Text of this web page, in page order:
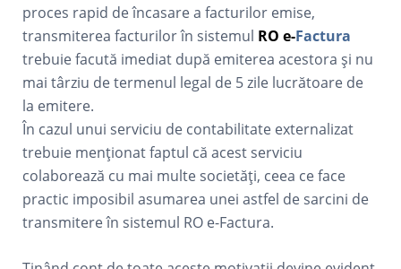
proces rapid de încasare a facturilor emise,
transmiterea facturilor în sistemul RO e-Factura
trebuie facută imediat după emiterea acestora și nu
mai târziu de termenul legal de 5 zile lucrătoare de
la emitere.
În cazul unui serviciu de contabilitate externalizat
trebuie menționat faptul că acest serviciu
colaborează cu mai multe societăți, ceea ce face
practic imposibil asumarea unei astfel de sarcini de
transmitere în sistemul RO e-Factura.